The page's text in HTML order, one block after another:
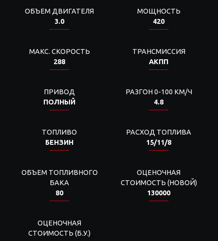
ОБЪЕМ ДВИГАТЕЛЯ
3.0
МОЩНОСТЬ
420
МАКС. СКОРОСТЬ
288
ТРАНСМИССИЯ
АКПП
ПРИВОД
ПОЛНЫЙ
РАЗГОН 0-100 КМ/Ч
4.8
ТОПЛИВО
БЕНЗИН
РАСХОД ТОПЛИВА
15/11/8
ОБЪЕМ ТОПЛИВНОГО
БАКА
80
ОЦЕНОЧНАЯ
СТОИМОСТЬ (НОВОЙ)
130000
ОЦЕНОЧНАЯ
СТОИМОСТЬ (Б.У.)